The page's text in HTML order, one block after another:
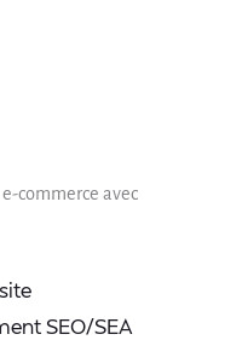
SEO/SEA